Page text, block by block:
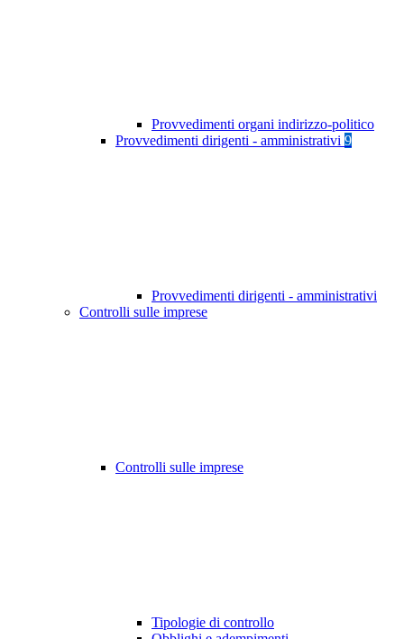
Provvedimenti organi indirizzo-politico
Provvedimenti dirigenti - amministrativi 9
Provvedimenti dirigenti - amministrativi
Controlli sulle imprese
Controlli sulle imprese
Tipologie di controllo